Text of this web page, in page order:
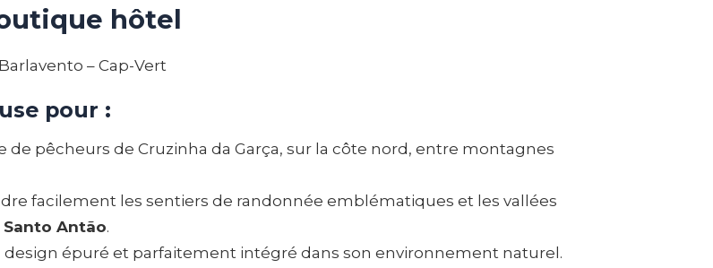
hôtel
– Cap-Vert
pour :
de pêcheurs de Cruzinha da Garça, sur la côte nord, entre montagnes
facilement les sentiers de randonnée emblématiques et les vallées
Santo Antão.
design épuré et parfaitement intégré dans son environnement naturel.